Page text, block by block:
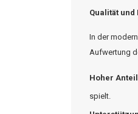
Qualität und
In der
Aufwertung
Hoher
spielt.